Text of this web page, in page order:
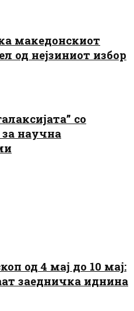
македонскиот
од нејзиниот избор
со
научна
од 4 мај до 10 мај:
заедничка иднина